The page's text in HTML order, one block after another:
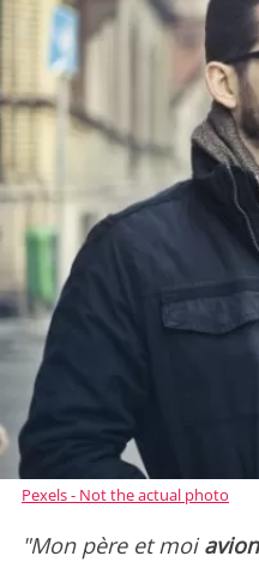
Pexels - Not the actual photo
"Mon père et moi